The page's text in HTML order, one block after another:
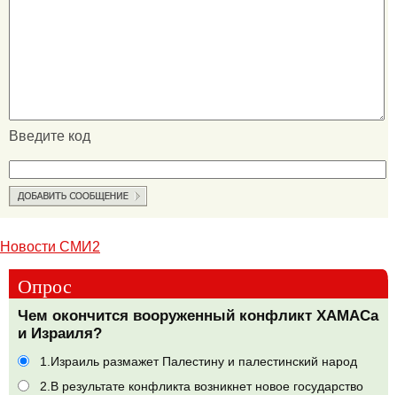
Введите код
Новости СМИ2
Опрос
Чем окончится вооруженный конфликт ХАМАСа
и Израиля?
1.Израиль размажет Палестину и палестинский народ
2.В результате конфликта возникнет новое государство